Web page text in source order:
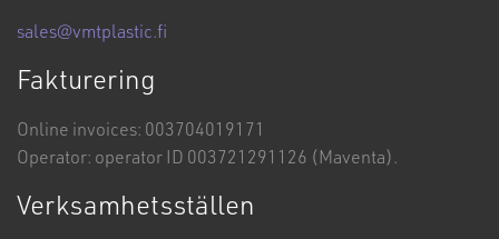
sales@vmtplastic.fi
Fakturering
Online invoices: 003704019171
Operator: operator ID 003721291126 (Maventa).
Verksamhetsställen